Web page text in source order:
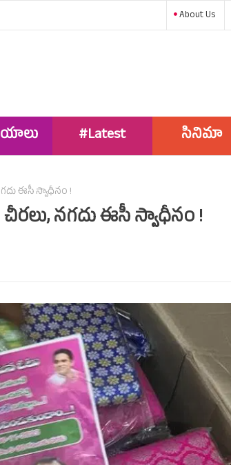
About Us
#Latest
సినిమా
ఈసీ స్వాధీనం !
చీరలు, నగదు ఈసీ స్వాధీనం !